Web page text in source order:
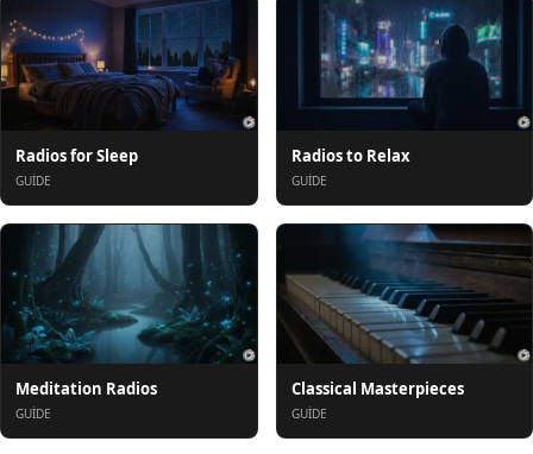
Radios for Sleep
GUIDE
Radios to Relax
GUIDE
Meditation Radios
GUIDE
Classical Masterpieces
GUIDE